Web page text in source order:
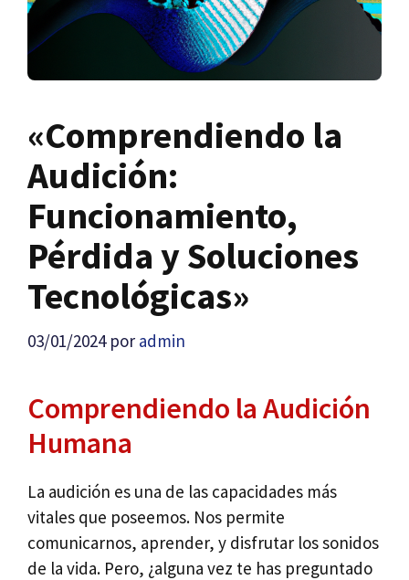
«Comprendiendo la
Audición:
Funcionamiento,
Pérdida y Soluciones
Tecnológicas»
03/01/2024 por admin
Comprendiendo la Audición
Humana
La audición es una de las capacidades más
vitales que poseemos. Nos permite
comunicarnos, aprender, y disfrutar los sonidos
de la vida. Pero, ¿alguna vez te has preguntado